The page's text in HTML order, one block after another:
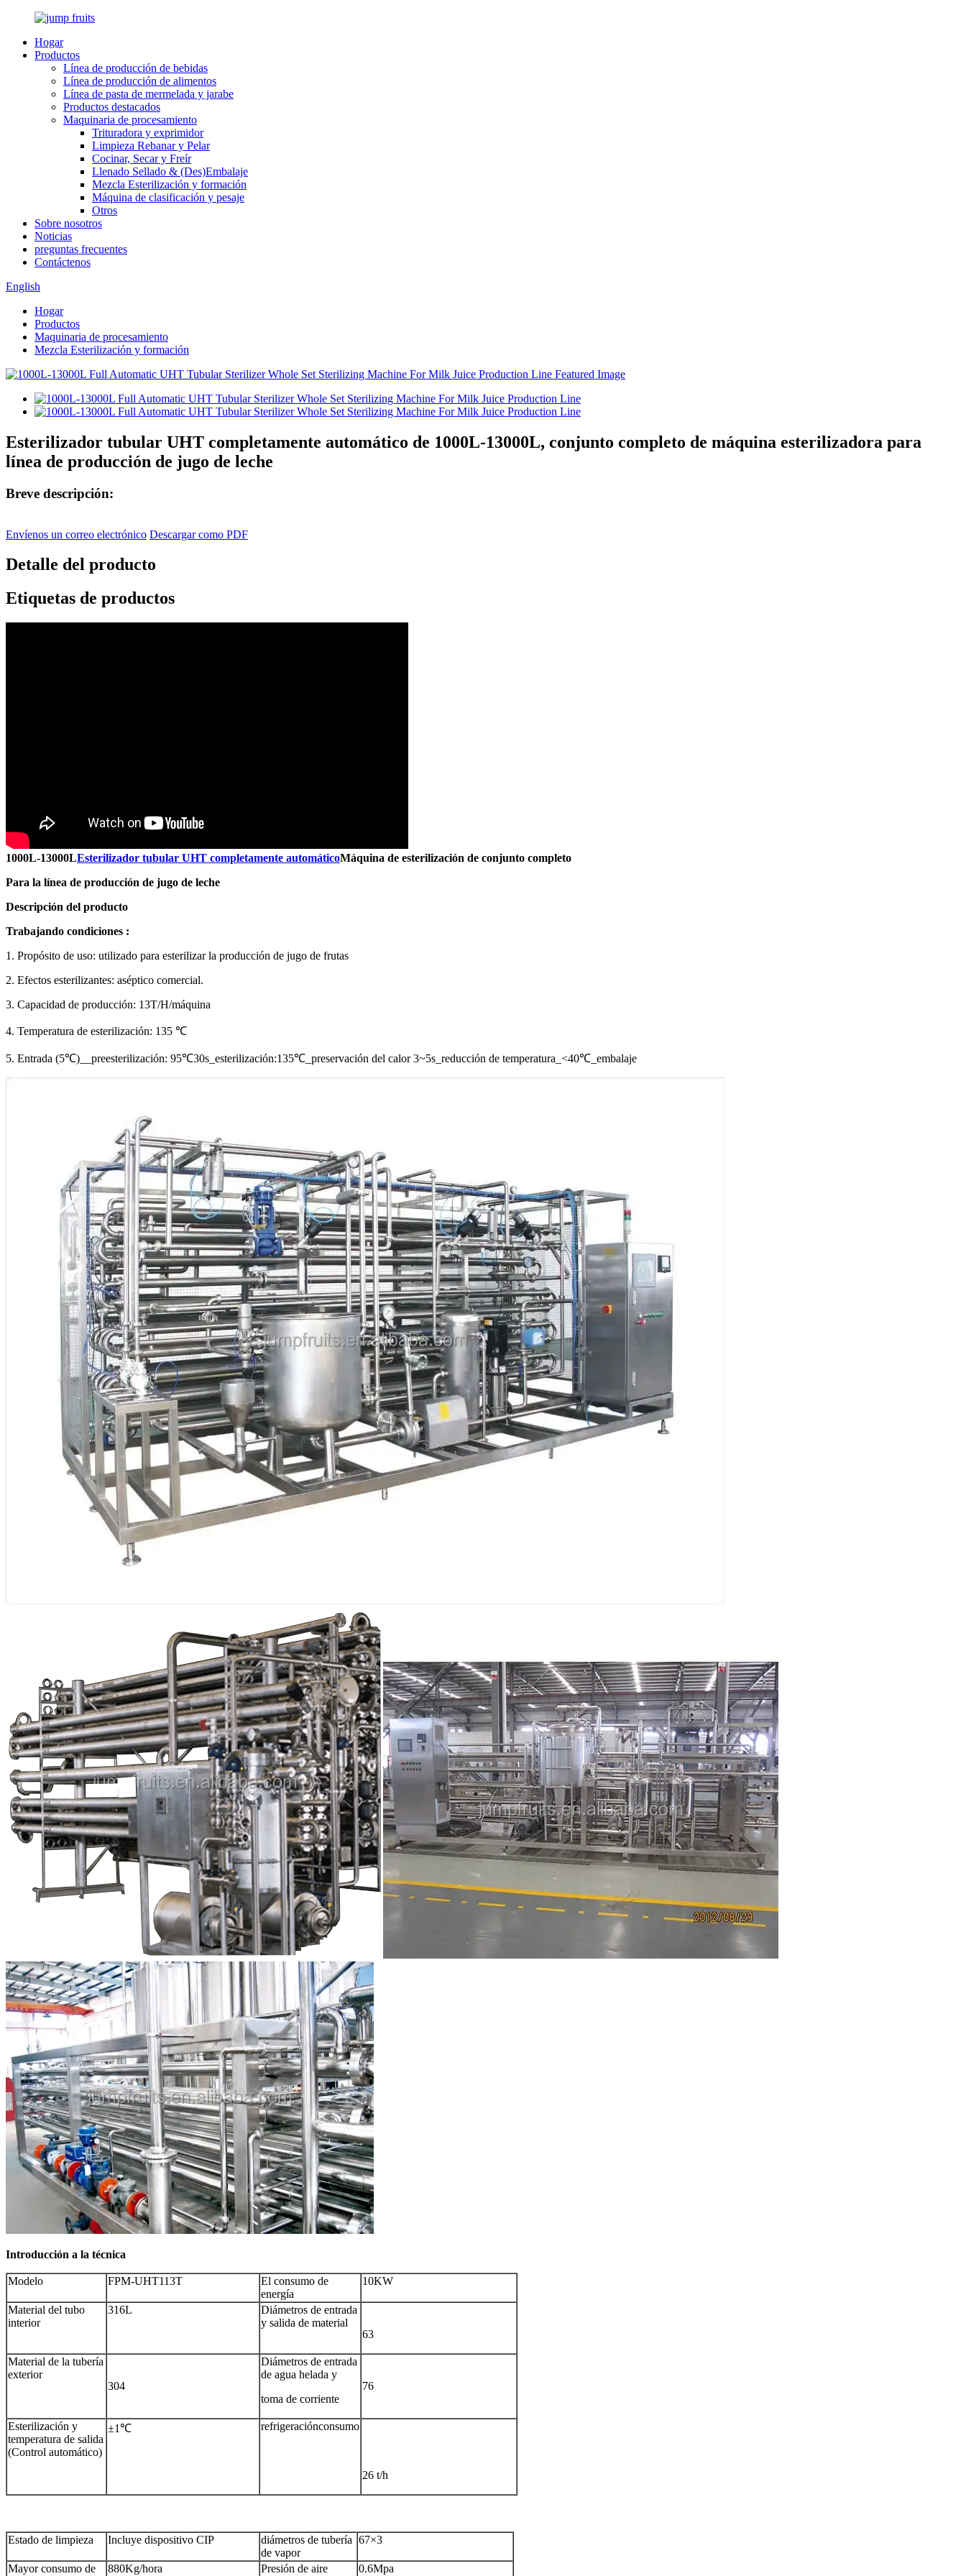
Hogar
Productos
Línea de producción de bebidas
Línea de producción de alimentos
Línea de pasta de mermelada y jarabe
Productos destacados
Maquinaria de procesamiento
Trituradora y exprimidor
Limpieza Rebanar y Pelar
Cocinar, Secar y Freír
Llenado Sellado & (Des)Embalaje
Mezcla Esterilización y formación
Máquina de clasificación y pesaje
Otros
Sobre nosotros
Noticias
preguntas frecuentes
Contáctenos
English
Hogar
Productos
Maquinaria de procesamiento
Mezcla Esterilización y formación
Esterilizador tubular UHT completamente automático de 1000L-13000L, conjunto completo de máquina esterilizadora para
línea de producción de jugo de leche
Breve descripción:
Envíenos un correo electrónico Descargar como PDF
Detalle del producto
Etiquetas de productos
1000L-13000LEsterilizador tubular UHT completamente automáticoMáquina de esterilización de conjunto completo
Para la línea de producción de jugo de leche
Descripción del producto
Trabajando condiciones :
1. Propósito de uso: utilizado para esterilizar la producción de jugo de frutas
2. Efectos esterilizantes: aséptico comercial.
3. Capacidad de producción: 13T/H/máquina
4. Temperatura de esterilización: 135 ℃
5. Entrada (5℃)__preesterilización: 95℃30s_esterilización:135℃_preservación del calor 3~5s_reducción de temperatura_<40℃_embalaje
Introducción a la técnica
Modelo FPM-UHT113T
El consumo de
energía
10KW
Material del tubo
interior
316L
Diámetros de entrada
y salida de material
63
Material de la tubería
exterior
304
Diámetros de entrada
de agua helada y
toma de corriente
76
Esterilización y
temperatura de salida
(Control automático)
±1℃ refrigeraciónconsumo
26 t/h
Estado de limpieza Incluye dispositivo CIP
diámetros de tubería
de vapor
67×3
Mayor consumo de
880Kg/hora
Presión de aire
0.6Mpa